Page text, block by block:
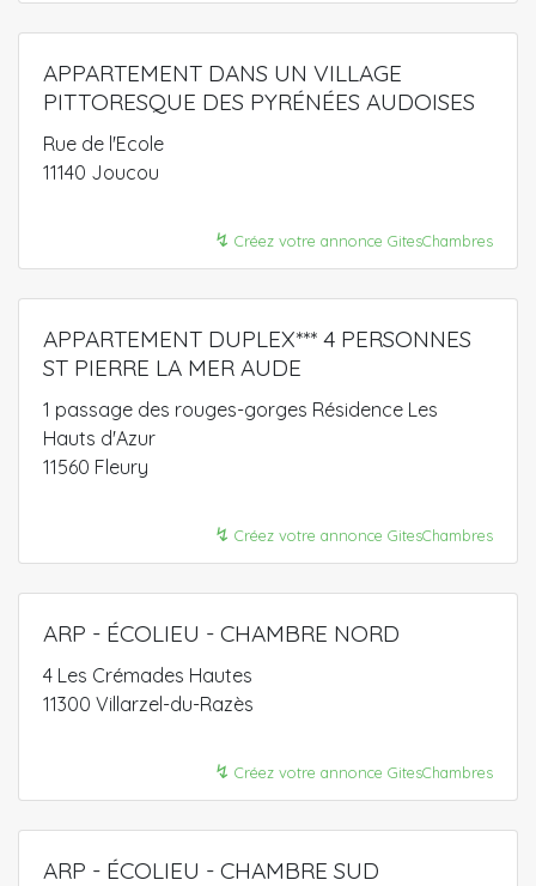
APPARTEMENT DANS UN VILLAGE
PITTORESQUE DES PYRÉNÉES AUDOISES
Rue de l'Ecole
11140 Joucou
↯ Créez votre annonce GitesChambres
APPARTEMENT DUPLEX*** 4 PERSONNES
ST PIERRE LA MER AUDE
1 passage des rouges-gorges Résidence Les
Hauts d'Azur
11560 Fleury
↯ Créez votre annonce GitesChambres
ARP - ÉCOLIEU - CHAMBRE NORD
4 Les Crémades Hautes
11300 Villarzel-du-Razès
↯ Créez votre annonce GitesChambres
ARP - ÉCOLIEU - CHAMBRE SUD